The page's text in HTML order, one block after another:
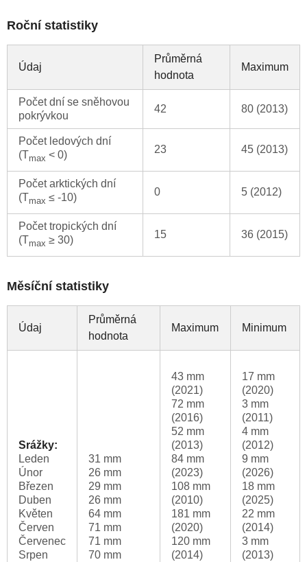
Roční statistiky
Údaj
Průměrná
hodnota
Maximum
Počet dní se sněhovou
pokrývkou
42 80 (2013)
Počet ledových dní
(Tmax < 0) 23 45 (2013)
Počet arktických dní
(Tmax ≤ -10) 0 5 (2012)
Počet tropických dní
(Tmax ≥ 30) 15 36 (2015)
Měsíční statistiky
Údaj
Průměrná
hodnota
Maximum Minimum
Srážky:
Leden
Únor
Březen
Duben
Květen
Červen
Červenec
Srpen
31 mm
26 mm
29 mm
26 mm
64 mm
71 mm
71 mm
70 mm
43 mm
(2021)
72 mm
(2016)
52 mm
(2013)
84 mm
(2023)
108 mm
(2010)
181 mm
(2020)
120 mm
(2014)
17 mm
(2020)
3 mm
(2011)
4 mm
(2012)
9 mm
(2026)
18 mm
(2025)
22 mm
(2014)
3 mm
(2013)